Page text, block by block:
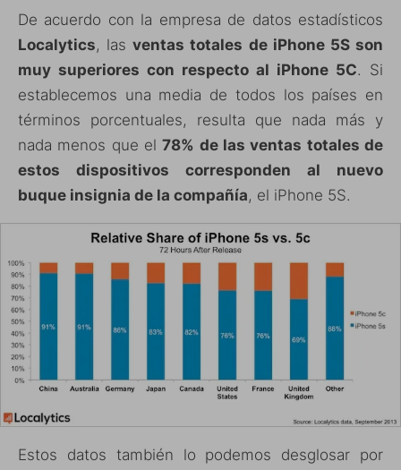
De acuerdo con la empresa de datos estadísticos
Localytics, lasventas totales de iPhone 5S son
muy superiores con respecto al iPhone 5C. Si
establecemos una media de todos los países en
términos porcentuales, resulta que nada más y
nada menos que el78% de las ventas totales de
estos dispositivos corresponden al nuevo
buque insignia de la compañía, el iPhone 5S.
Estos datos también lo podemos desglosar por